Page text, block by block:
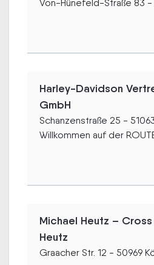
Von-Hünefeld-Straße 83 -
Harley-Davidson
GmbH
Schanzenstraße 25 -
Willkommen auf der ROUTE
Michael Heutz –
Heutz
Graacher Str. 12 - 50969